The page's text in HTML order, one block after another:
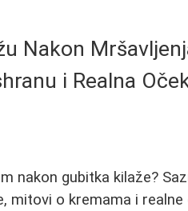
Nakon
i Realna
nakon gubitka kilaže?
mitovi o kremama i